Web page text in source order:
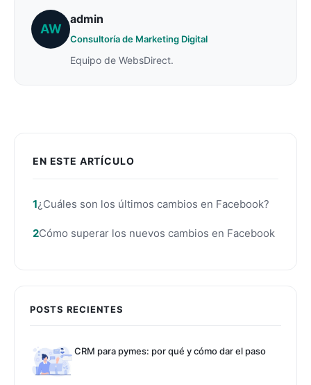
EN ESTE ARTÍCULO
¿Cuáles son los últimos cambios en Facebook?
Cómo superar los nuevos cambios en Facebook
POSTS RECIENTES
CRM para pymes: por qué y cómo dar el paso
AW
admin
Consultoría de Marketing Digital
Equipo de WebsDirect.